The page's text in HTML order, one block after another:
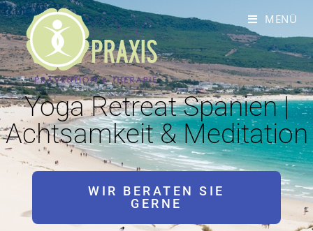
MENÜ
Yoga Retreat Spanien |
Achtsamkeit & Meditation
WIR BERATEN SIE
GERNE